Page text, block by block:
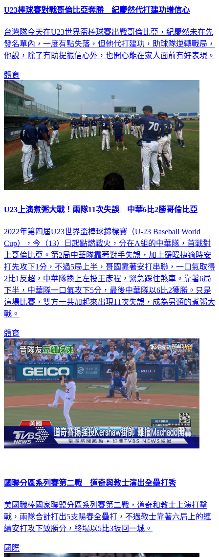
U23棒球賽對戰哥倫比亞奪勝 紀慶然代打建功增信心
台灣隊今天在U23世界盃棒球賽出戰哥倫比亞，紀慶然未在先
發名單內，一度有點失落，但他代打建功，助球隊逆轉戰局，
他說，除了有助提振信心外，也開心能在家人面前有好表現。
體育
U23上演煮粥大戰！兩隊11次失誤 中華6比2勝哥倫比亞
2022年第四屆U23世界盃棒球錦標賽（U-23 Baseball World
Cup），今（13）日起點燃戰火，分在A組的中華隊，首戰對
上哥倫比亞。第2局中華隊靠著對手失誤，加上羅暐捷適時安
打先攻下1分，不過5局上半，哥國靠著安打串聯，一口氣取得
2比1反超，中華隊換上左投王彥程，緊急踩住煞車。靠著6局
下半，中華隊一口氣攻下5分，最後中華隊以6比2獲勝。只是
這場比賽，雙方一共加起來出現11次失誤，成為另類的煮粥大
戰。
體育
國聯分區系列賽第二戰 道奇與教士演出全壘打秀
美國職棒國家聯盟分區系列賽第二戰，道奇和教士上演打擊
戰，兩隊合計打出5支陽春全壘打，不過教士靠著六局上的連
續安打攻下致勝分，終場以5比3扳回一城。
國際